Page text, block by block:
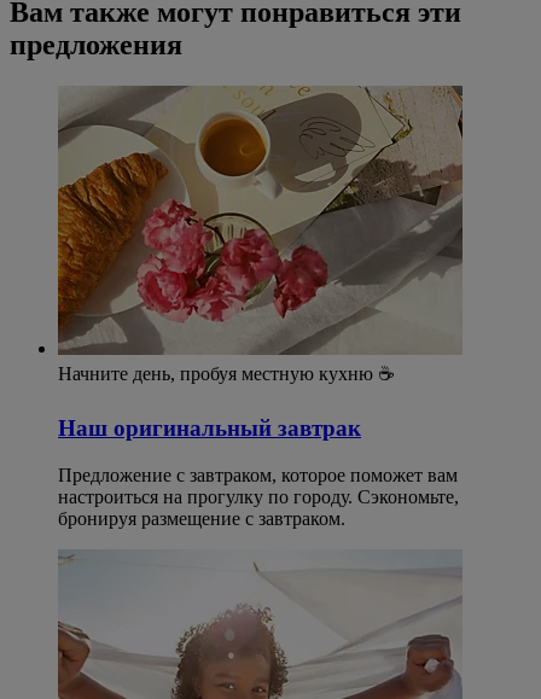
Вам также могут понравиться эти
предложения
Начните день, пробуя местную кухню ☕
Наш оригинальный завтрак
Предложение с завтраком, которое поможет вам
настроиться на прогулку по городу. Сэкономьте,
бронируя размещение с завтраком.